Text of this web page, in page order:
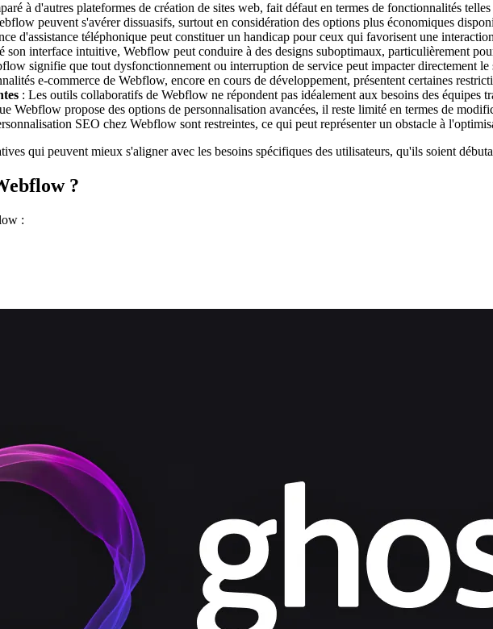
à d'autres plateformes de création de sites web, fait défaut en termes de fonctionnalités
peuvent s'avérer dissuasifs, surtout en considération des options plus économiques
d'assistance téléphonique peut constituer un handicap pour ceux qui favorisent une
son interface intuitive, Webflow peut conduire à des designs suboptimaux, particulièrement
signifie que tout dysfonctionnement ou interruption de service peut impacter directement le
e-commerce de Webflow, encore en cours de développement, présentent certaines
: Les outils collaboratifs de Webflow ne répondent pas idéalement aux besoins des équipes
Webflow propose des options de personnalisation avancées, il reste limité en termes de
SEO chez Webflow sont restreintes, ce qui peut représenter un obstacle à
qui peuvent mieux s'aligner avec les besoins spécifiques des utilisateurs, qu'ils soient
?
: